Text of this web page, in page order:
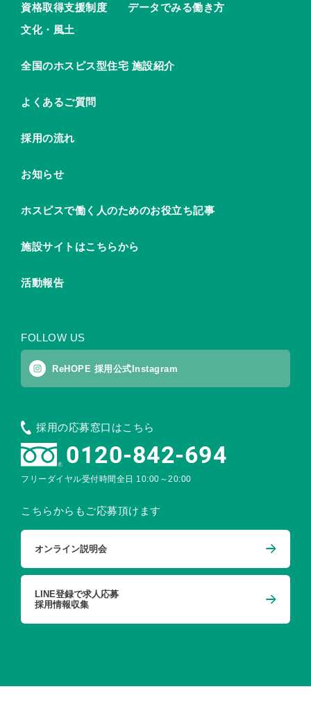
資格取得支援制度
データでみる働き方
文化・風土
全国のホスピス型住宅 施設紹介
よくあるご質問
採用の流れ
お知らせ
ホスピスで働く人のためのお役立ち記事
施設サイトはこちらから
活動報告
FOLLOW US
ReHOPE 採用公式Instagram
採用の応募窓口はこちら
0120-842-694
フリーダイヤル受付時間全日 10:00～20:00
こちらからもご応募頂けます
オンライン説明会
LINE登録で求人応募
採用情報収集